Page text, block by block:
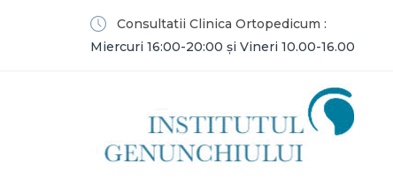
Consultatii Clinica Ortopedicum :
Miercuri 16:00-20:00 și Vineri 10.00-16.00